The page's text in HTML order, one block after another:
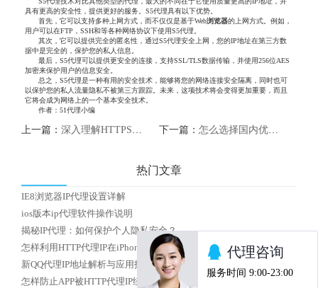
具有更高的安全性，提供更好的服务。S5代理具有以下优势。
首先，它可以支持多种上网方式，而不仅仅是基于Web浏览器的上网方式。例如，
用户可以在FTP，SSH和等各种网络协议下使用S5代理。
其次，它可以提供完全的匿名性，通过S5代理安全上网，您的IP地址在第三方数
据中是完全的，保护您的私人信息。
最后，S5代理可以提供更安全的连接，支持SSL/TLS数据传输，并使用256位AES
加密来保护用户的信息安全。
总之，S5代理是一种有用的安全技术，能够将您的网络连接安全隔离，同时也可
以保护您的私人流量隐私不被第三方跟踪。未来，这项技术将会变得更加重要，而且
它将会成为网络上的一个基本安全技术。
作者：51代理小编
上一篇： 深入理解HTTPS和反向代理：如何建立安全的网络架构 下一篇： 怎么选择国内优质HTTP代理IP
热门文章
IE8浏览器IP代理设置详解
ios版本ip代理软件操作说明
揭秘IP代理：如何保护个人隐私安全？
怎样利用HTTP代理IP在iPhone上实现校园网络访问
新QQ代理IP地址解析与应用指南
怎样防止APP被HTTP代理IP绕过